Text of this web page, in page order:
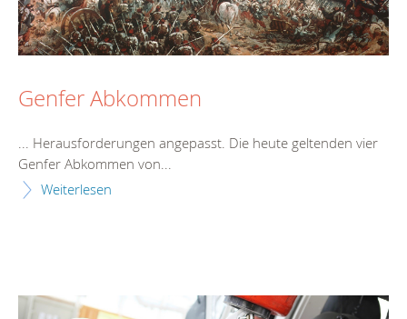
Genfer Abkommen
... Herausforderungen angepasst. Die heute geltenden vier
Genfer Abkommen von...
Weiterlesen